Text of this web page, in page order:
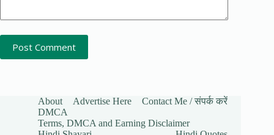
Post Comment
About Advertise Here
Contact Me / संपर्क करें
DMCA
Terms, DMCA and Earning Disclaimer